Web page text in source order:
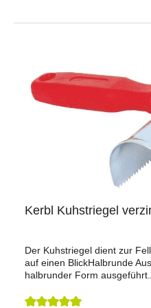
Kerbl Kuhstriegel
Der Kuhstriegel dient zur
auf einen BlickHalbrunde
halbrunder Form
verwendbar: Für die